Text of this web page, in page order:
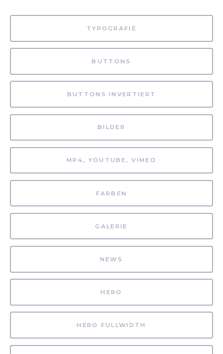
TYPOGRAFIE
BUTTONS
BUTTONS INVERTIERT
BILDER
MP4, YOUTUBE, VIMEO
FARBEN
GALERIE
NEWS
HERO
HERO FULLWIDTH